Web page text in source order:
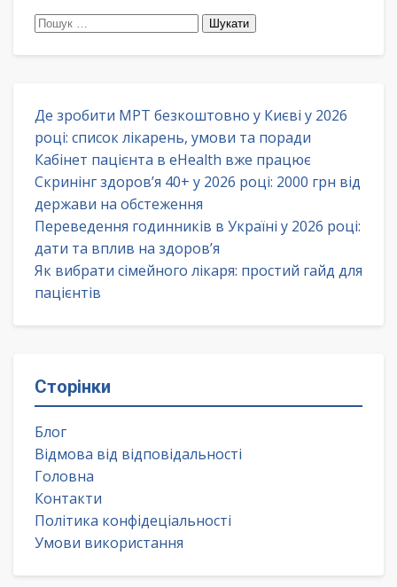
Пошук:
Де зробити МРТ безкоштовно у Києві у 2026
році: список лікарень, умови та поради
Кабінет пацієнта в eHealth вже працює
Скринінг здоров’я 40+ у 2026 році: 2000 грн від
держави на обстеження
Переведення годинників в Україні у 2026 році:
дати та вплив на здоров’я
Як вибрати сімейного лікаря: простий гайд для
пацієнтів
Сторінки
Блог
Відмова від відповідальності
Головна
Контакти
Політика конфідеціальності
Умови використання